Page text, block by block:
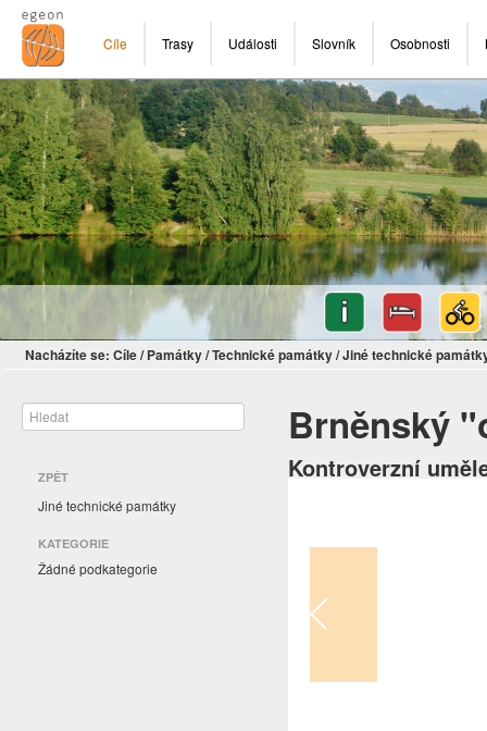
Cíle Trasy Události Slovník Osobnosti
Nacházíte se: Cíle/ Památky/Technické památky/Jiné technické
ZPĚT
Jiné technické památky
KATEGORIE
Žádné podkategorie
Brněnský
Kontroverzní